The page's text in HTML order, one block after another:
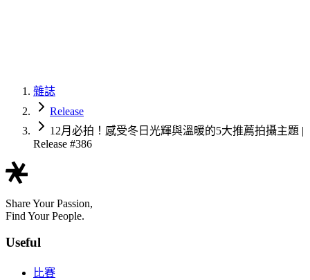
雜誌
Release
12月必拍！感受冬日光輝與溫暖的5大推薦拍攝主題 |
Release #386
Share Your Passion,
Find Your People.
Useful
比賽